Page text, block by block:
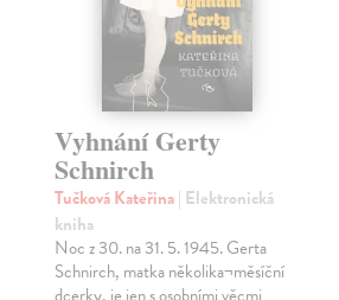
Vyhnání Gerty
Schnirch
Tučková Kateřina| Elektronická
kniha
Noc z 30. na 31. 5. 1945. Gerta
Schnirch, matka několika¬měsíční